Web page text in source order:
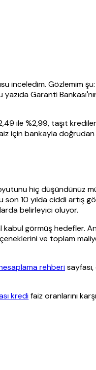
inceledim. Gözlemim
Garanti
ile %2,99, taşıt
için bankayla
hiç düşündünüz
son 10 yılda ciddi artış
belirleyici oluyor.
kabul görmüş hedefler.
ve toplam
rehberi
kredifaiz oranlarını